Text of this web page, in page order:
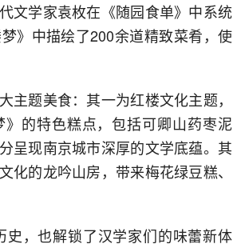
文学家袁枚在《随园食单》中系统
》中描绘了200余道精致菜肴，使
题美食：其一为红楼文化主题，
的特色糕点，包括可卿山药枣泥
呈现南京城市深厚的文学底蕴。其
的龙吟山房，带来梅花绿豆糕、
，也解锁了汉学家们的味蕾新体